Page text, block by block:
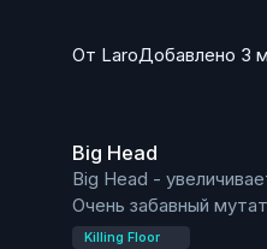
От LaroДобавлено 3
Big Head
Big Head -
Очень забавный
Killing Floor